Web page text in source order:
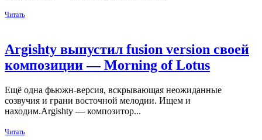
Читать
Argishty выпустил fusion version своей
композиции — Morning of Lotus
Ещё одна фьюжн-версия, вскрывающая неожиданные
созвучия и грани восточной мелодии. Ищем и
находим.Argishty — композитор...
Читать